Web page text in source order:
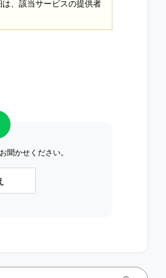
、該当サービスの提供者
かせください。